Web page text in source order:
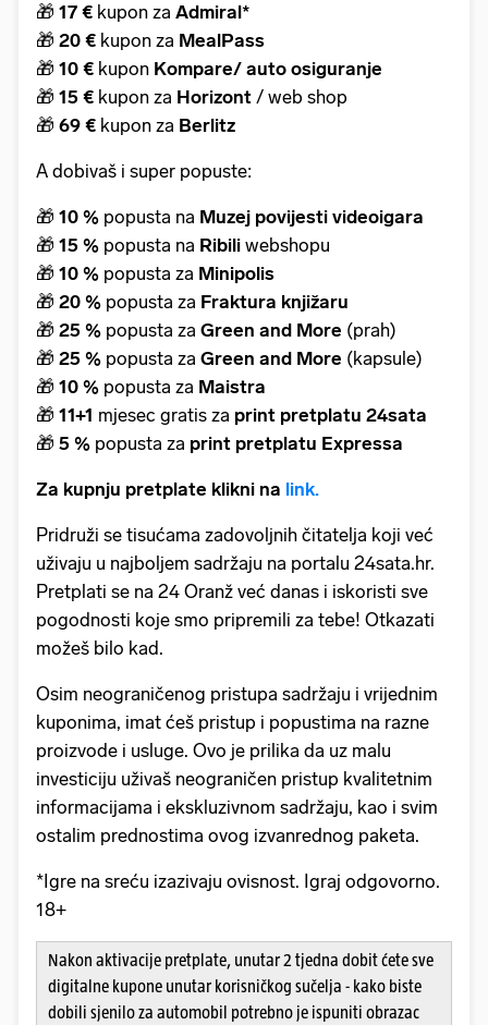
🎁 17 € kupon za Admiral*
🎁 20 € kupon za MealPass
🎁 10 € kupon Kompare/ auto osiguranje
🎁 15 € kupon za Horizont / web shop
🎁 69 € kupon za Berlitz
A dobivaš i super popuste:
🎁 10 % popusta na Muzej povijesti videoigara
🎁 15 % popusta na Ribili webshopu
🎁 10 % popusta za Minipolis
🎁 20 % popusta za Fraktura knjižaru
🎁 25 % popusta za Green and More (prah)
🎁 25 % popusta za Green and More (kapsule)
🎁 10 % popusta za Maistra
🎁 11+1 mjesec gratis za print pretplatu 24sata
🎁 5 % popusta za print pretplatu Expressa
Za kupnju pretplate klikni na link.
Pridruži se tisućama zadovoljnih čitatelja koji već
uživaju u najboljem sadržaju na portalu 24sata.hr.
Pretplati se na 24 Oranž već danas i iskoristi sve
pogodnosti koje smo pripremili za tebe! Otkazati
možeš bilo kad.
Osim neograničenog pristupa sadržaju i vrijednim
kuponima, imat ćeš pristup i popustima na razne
proizvode i usluge. Ovo je prilika da uz malu
investiciju uživaš neograničen pristup kvalitetnim
informacijama i ekskluzivnom sadržaju, kao i svim
ostalim prednostima ovog izvanrednog paketa.
*Igre na sreću izazivaju ovisnost. Igraj odgovorno.
18+
Nakon aktivacije pretplate, unutar 2 tjedna dobit ćete sve
digitalne kupone unutar korisničkog sučelja - kako biste
dobili sjenilo za automobil potrebno je ispuniti obrazac